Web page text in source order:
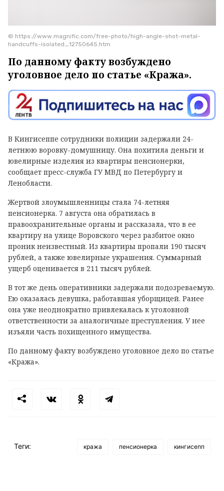
© https://www.magnific.com/free-photo/high-angle-shot-metal-
handcuffs-isolated_12750645.htm
По данному факту возбуждено
уголовное дело по статье «Кража».
В Кингисеппе сотрудники полиции задержали 24-
летнюю воровку-домушницу. Она похитила деньги и
ювелирные изделия из квартиры пенсионерки,
сообщает пресс-служба ГУ МВД по Петербургу и
Ленобласти.
Жертвой злоумышленницы стала 74-летняя
пенсионерка. 7 августа она обратилась в
правоохранительные органы и рассказала, что в ее
квартиру на улице Воровского через разбитое окно
проник неизвестный. Из квартиры пропали 190 тысяч
рублей, а также ювелирные украшения. Суммарный
ущерб оценивается в 211 тысяч рублей.
В тот же день оперативники задержали подозреваемую.
Ею оказалась девушка, работавшая уборщицей. Ранее
она уже неоднократно привлекалась к уголовной
ответственности за аналогичные преступления. У нее
изъяли часть похищенного имущества.
По данному факту возбуждено уголовное дело по статье
«Кража».
Теги: кража пенсионерка кингисепп